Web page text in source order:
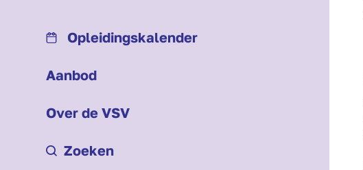
Opleidings­kalender
Aanbod
Over de VSV
Zoeken